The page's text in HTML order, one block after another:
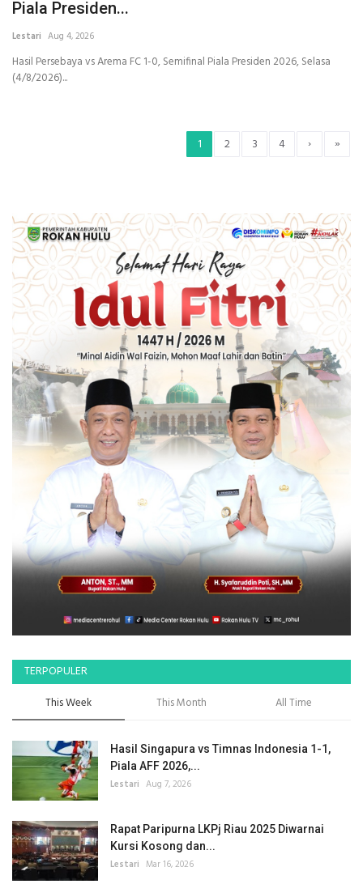
Piala Presiden...
Lestari Aug 4, 2026
Hasil Persebaya vs Arema FC 1-0, Semifinal Piala Presiden 2026, Selasa
(4/8/2026)...
1 2 3 4 › »
TERPOPULER
This Week This Month All Time
Hasil Singapura vs Timnas Indonesia 1-1,
Piala AFF 2026,...
Lestari Aug 7, 2026
Rapat Paripurna LKPj Riau 2025 Diwarnai
Kursi Kosong dan...
Lestari Mar 16, 2026